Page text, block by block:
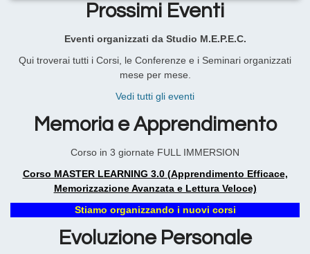
Prossimi Eventi
Eventi organizzati da Studio M.E.P.E.C.
Qui troverai tutti i Corsi, le Conferenze e i Seminari organizzati
mese per mese.
Vedi tutti gli eventi
Memoria e Apprendimento
Corso in 3 giornate FULL IMMERSION
Corso MASTER LEARNING 3.0 (Apprendimento Efficace,
Memorizzazione Avanzata e Lettura Veloce)
Stiamo organizzando i nuovi corsi
Evoluzione Personale